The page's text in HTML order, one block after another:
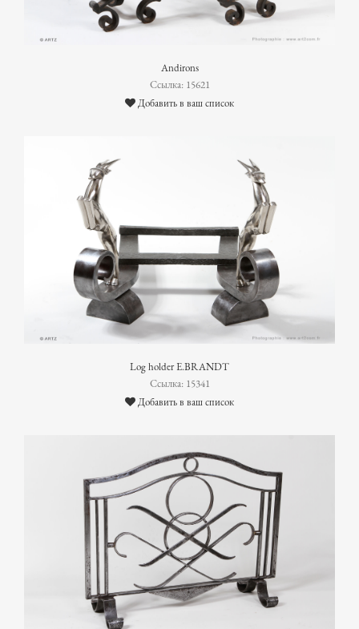
Andirons
Ссылка: 15621
Добавить в ваш список
Log holder E.BRANDT
Ссылка: 15341
Добавить в ваш список